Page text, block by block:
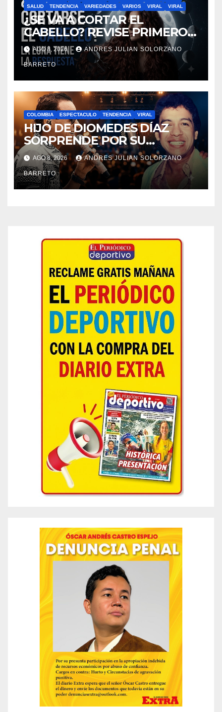
SALUD
TENDENCIA VARIEDADES VARIOS VIRAL VIRAL
¿SE VA A CORTAR EL
CABELLO? REVISE PRIMERO
EN QUÉ FASE ESTÁ LA LUNA
AGO 8, 2026 ANDRES JULIAN SOLORZANO
BARRETO
COLOMBIA ESPECTACULO TENDENCIA VIRAL
HIJO DE DIOMEDES DÍAZ
SORPRENDE POR SU
PARECIDO FÍSICO Y SU VOZ:
“PARECE EL CACIQUE JOVEN”
AGO 8, 2026 ANDRES JULIAN SOLORZANO
BARRETO